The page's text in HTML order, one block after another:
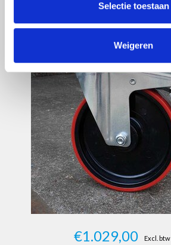
Selectie toestaan
Weigeren
€1.029,00 Excl. btw